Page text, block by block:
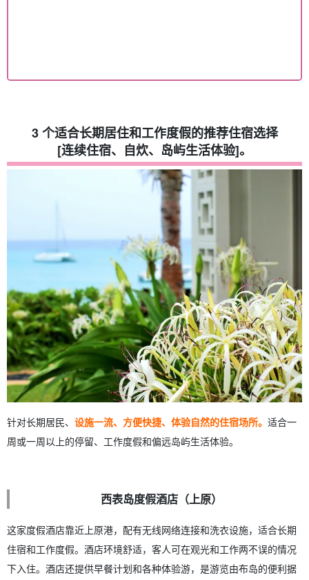
3 个适合长期居住和工作度假的推荐住宿选择
[连续住宿、自炊、岛屿生活体验]。
针对长期居民、 设施一流、方便快捷、体验自然的住宿场所。 适合一
周或一周以上的停留、工作度假和偏远岛屿生活体验。
西表岛度假酒店（上原）
这家度假酒店靠近上原港，配有无线网络连接和洗衣设施，适合长期
住宿和工作度假。酒店环境舒适，客人可在观光和工作两不误的情况
下入住。酒店还提供早餐计划和各种体验游，是游览由布岛的便利据